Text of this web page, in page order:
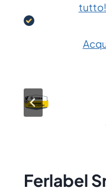
Ferlabel